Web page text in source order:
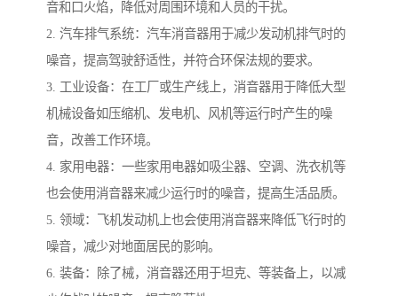
音和口火焰，降低对周围环境和人员的干扰。
2. 汽车排气系统：汽车消音器用于减少发动机排气时的
噪音，提高驾驶舒适性，并符合环保法规的要求。
3. 工业设备：在工厂或生产线上，消音器用于降低大型
机械设备如压缩机、发电机、风机等运行时产生的噪
音，改善工作环境。
4. 家用电器：一些家用电器如吸尘器、空调、洗衣机等
也会使用消音器来减少运行时的噪音，提高生活品质。
5. 领域：飞机发动机上也会使用消音器来降低飞行时的
噪音，减少对地面居民的影响。
6. 装备：除了械，消音器还用于坦克、等装备上，以减